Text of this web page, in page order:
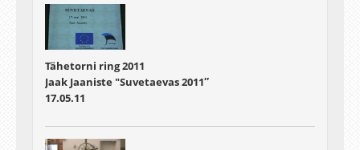
Tähetorni ring 2011
Jaak Jaaniste "Suvetaevas 2011″
17.05.11